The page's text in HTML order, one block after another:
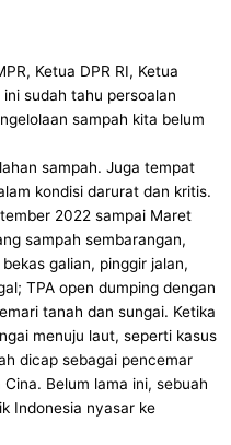
Ketua DPR RI, Ketua
sudah tahu persoalan
sampah kita belum
sampah. Juga tempat
kondisi darurat dan kritis.
2022 sampai Maret
sampah sembarangan,
galian, pinggir jalan,
TPA open dumping dengan
tanah dan sungai. Ketika
menuju laut, seperti kasus
dicap sebagai pencemar
Belum lama ini, sebuah
Indonesia nyasar ke